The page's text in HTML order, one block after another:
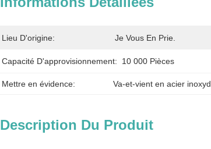
Lieu D'origine: Je Vous En Prie.
Capacité D'approvisionnement: 10 000 Pièces
Mettre en évidence: Va-et-vient en acier
Description Du Produit